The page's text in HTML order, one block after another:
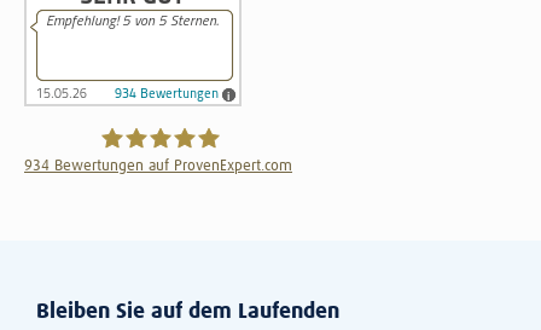
934 Bewertungen auf ProvenExpert.com
Bleiben Sie auf dem Laufenden